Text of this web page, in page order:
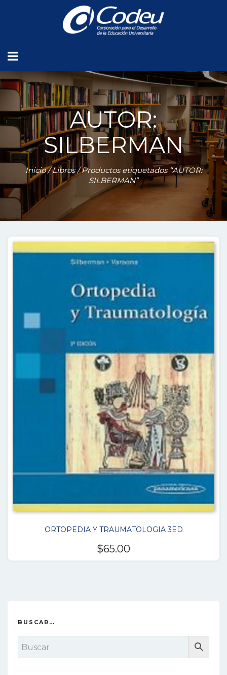
AUTOR:
SILBERMAN
Inicio/Libros/ Productos etiquetados “AUTOR:
SILBERMAN”
ORTOPEDIA Y TRAUMATOLOGIA 3ED
$65.00
BUSCAR…